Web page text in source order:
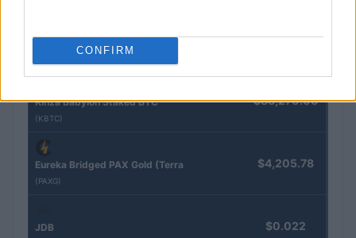
CONFIRM
Kinza Babylon Staked BTC
(KBTC)
$83,270.00
Eureka Bridged PAX Gold (Terra
(PAXG)
$4,205.78
JDB $0.022